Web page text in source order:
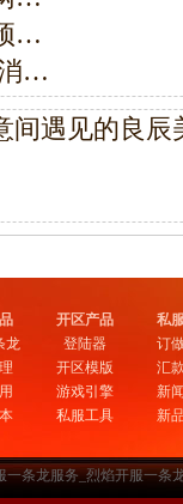
…
…
间遇见的良辰
龙
开区产品
登陆器
开区模版
游戏引擎
私服工具
私
订
汇
新
新
条龙服务_烈焰开服一条